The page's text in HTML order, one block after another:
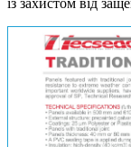
із захистом від